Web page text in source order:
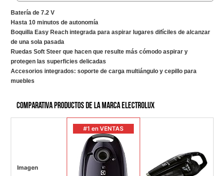
Batería de 7.2 V
Hasta 10 minutos de autonomía
Boquilla Easy Reach integrada para aspirar lugares difíciles de alcanzar
de una sola pasada
Ruedas Soft Steer que hacen que resulte más cómodo aspirar y
protegen las superficies delicadas
Accesorios integrados: soporte de carga multiángulo y cepillo para
muebles
Comparativa productos de la marca Electrolux
Imagen
#1 en VENTAS